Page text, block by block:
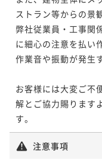
ストラン等からの景
弊社従業員・工事関
に細心の注意を払い
作業音や振動が発生
お客様には大変ご不
解とご協力賜ります
す。
注意事項